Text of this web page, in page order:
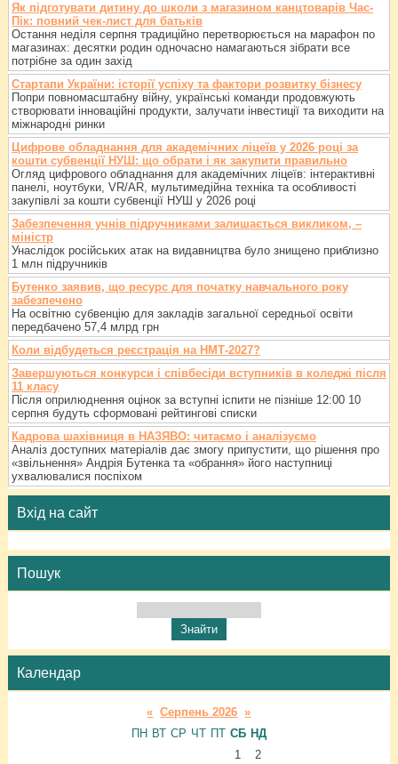
Як підготувати дитину до школи з магазином канцтоварів Час-
Пік: повний чек-лист для батьків
Остання неділя серпня традиційно перетворюється на марафон по
магазинах: десятки родин одночасно намагаються зібрати все
потрібне за один захід
Стартапи України: історії успіху та фактори розвитку бізнесу
Попри повномасштабну війну, українські команди продовжують
створювати інноваційні продукти, залучати інвестиції та виходити на
міжнародні ринки
Цифрове обладнання для академічних ліцеїв у 2026 році за
кошти субвенції НУШ: що обрати і як закупити правильно
Огляд цифрового обладнання для академічних ліцеїв: інтерактивні
панелі, ноутбуки, VR/AR, мультимедійна техніка та особливості
закупівлі за кошти субвенції НУШ у 2026 році
Забезпечення учнів підручниками залишається викликом, –
міністр
Унаслідок російських атак на видавництва було знищено приблизно
1 млн підручників
Бутенко заявив, що ресурс для початку навчального року
забезпечено
На освітню субвенцію для закладів загальної середньої освіти
передбачено 57,4 млрд грн
Коли відбудеться реєстрація на НМТ-2027?
Завершуються конкурси і співбесіди вступників в коледжі після
11 класу
Після оприлюднення оцінок за вступні іспити не пізніше 12:00 10
серпня будуть сформовані рейтингові списки
Кадрова шахівниця в НАЗЯВО: читаємо і аналізуємо
Аналіз доступних матеріалів дає змогу припустити, що рішення про
«звільнення» Андрія Бутенка та «обрання» його наступниці
ухвалювалися поспіхом
Вхід на сайт
Пошук
Календар
« Серпень 2026 »
ПН ВТ СР ЧТ ПТ СБ НД
1
2